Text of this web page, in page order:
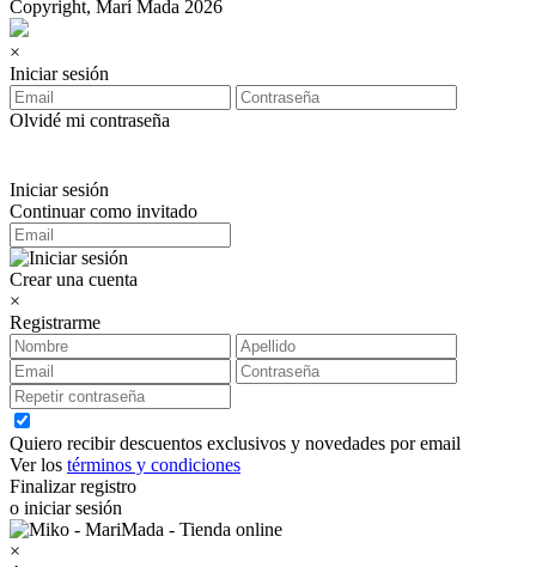
Copyright, Marí Mada 2026
×
Iniciar sesión
Olvidé mi contraseña
Iniciar sesión
Continuar como invitado
Crear una cuenta
×
Registrarme
Quiero recibir descuentos exclusivos y novedades por email
Ver los términos y condiciones
Finalizar registro
o iniciar sesión
×